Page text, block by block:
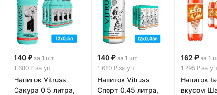
140 ₽ за 1 шт
1 680 ₽ за уп
Напиток Vitruss
Сакура 0.5 литра,
140 ₽ за 1 шт
1 680 ₽ за уп
Напиток Vitruss
Спорт 0.45 литра,
162 ₽ за 1
1 295 ₽ за уп
Напиток
вкусом